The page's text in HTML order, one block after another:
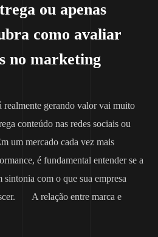
ou apenas
como avaliar
no marketing
realmente gerando valor vai muito
conteúdo nas redes sociais ou
um mercado cada vez mais
é fundamental entender se a
sintonia com o que sua empresa
A relação entre marca e